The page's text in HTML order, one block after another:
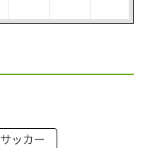
サッカー